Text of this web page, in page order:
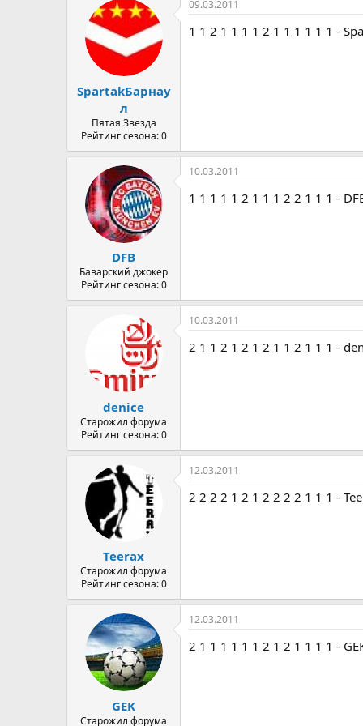
SpartakБарнау
л
Пятая Звезда
Рейтинг сезона: 0
09.03.2011
1 1 2 1 1 1 1 2 1 1 1 1 1 1 -
DFB
Баварский джокер
Рейтинг сезона: 0
10.03.2011
1 1 1 1 1 2 1 1 1 2 2 1 1 1 -
denice
Старожил форума
Рейтинг сезона: 0
10.03.2011
2 1 1 2 1 2 1 2 1 1 2 1 1 1 -
Teerax
Старожил форума
Рейтинг сезона: 0
12.03.2011
2 2 2 2 1 2 1 2 2 2 2 1 1 1 -
GEK
Старожил форума
12.03.2011
2 1 1 1 1 1 1 2 1 2 1 1 1 1 -